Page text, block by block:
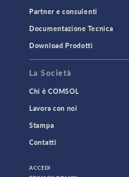
Partner e consulenti
Documentazione Tecnica
Download Prodotti
La Società
Chi è COMSOL
Lavora con noi
Stampa
Contatti
ACCEDI